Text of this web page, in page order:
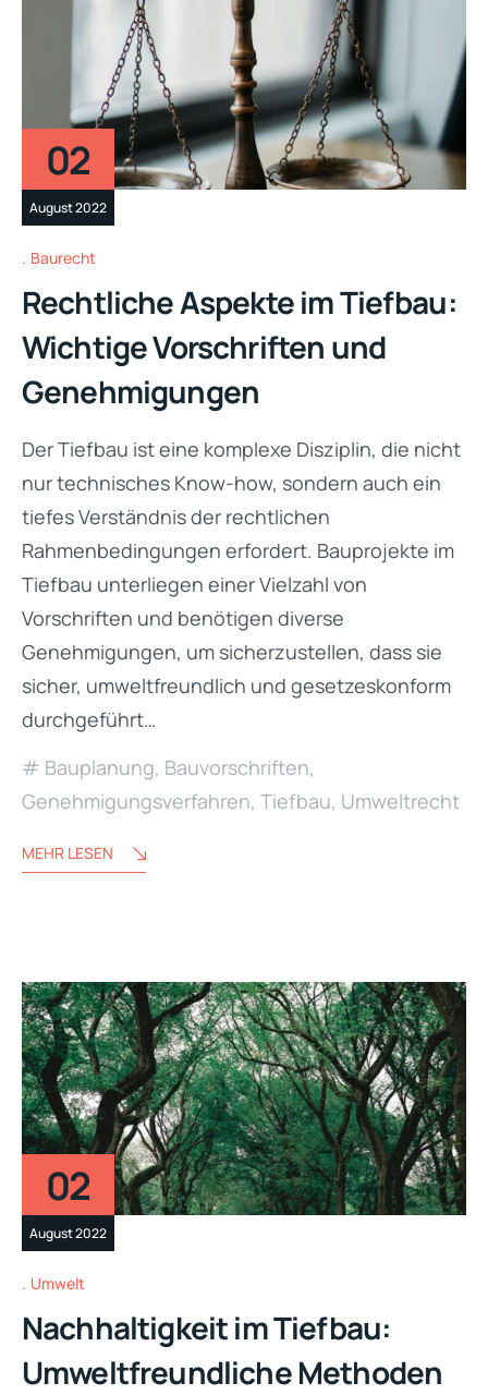
02
August 2022
Baurecht
Rechtliche Aspekte im Tiefbau:
Wichtige Vorschriften und
Genehmigungen
Der Tiefbau ist eine komplexe Disziplin, die nicht
nur technisches Know-how, sondern auch ein
tiefes Verständnis der rechtlichen
Rahmenbedingungen erfordert. Bauprojekte im
Tiefbau unterliegen einer Vielzahl von
Vorschriften und benötigen diverse
Genehmigungen, um sicherzustellen, dass sie
sicher, umweltfreundlich und gesetzeskonform
durchgeführt…
Bauplanung, Bauvorschriften,
Genehmigungsverfahren, Tiefbau, Umweltrecht
MEHR LESEN
02
August 2022
Umwelt
Nachhaltigkeit im Tiefbau:
Umweltfreundliche Methoden